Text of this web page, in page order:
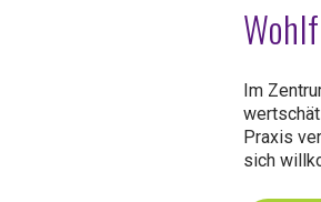
Im
Praxis
sich